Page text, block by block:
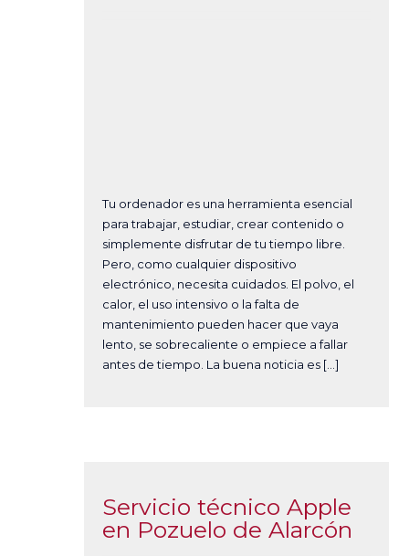
Tu ordenador es una herramienta esencial
para trabajar, estudiar, crear contenido o
simplemente disfrutar de tu tiempo libre.
Pero, como cualquier dispositivo
electrónico, necesita cuidados. El polvo, el
calor, el uso intensivo o la falta de
mantenimiento pueden hacer que vaya
lento, se sobrecaliente o empiece a fallar
antes de tiempo. La buena noticia es […]
Servicio técnico Apple
en Pozuelo de Alarcón